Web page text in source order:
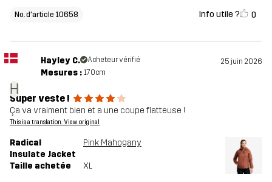
No. d'article 10658 Info utile ? 0
H
Hayley C. Acheteur vérifié 25 juin 2026
Mesures : 170cm
Super veste !
Ça va vraiment bien et a une coupe flatteuse !
This is a translation. View original
Radical
Insulate Jacket
Pink Mahogany
Taille achetée XL